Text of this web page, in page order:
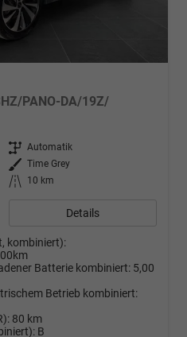
PANO-DA/19Z/
Getriebe Automatik
Außenfarbe Time Grey
Kilometerstand 10 km
Details
kombiniert):
Batterie kombiniert: 5,00
Betrieb kombiniert:
80 km
B